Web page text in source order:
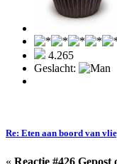
4.265
Geslacht:
Re: Eten aan boord van
« Reactie #426 Gepost